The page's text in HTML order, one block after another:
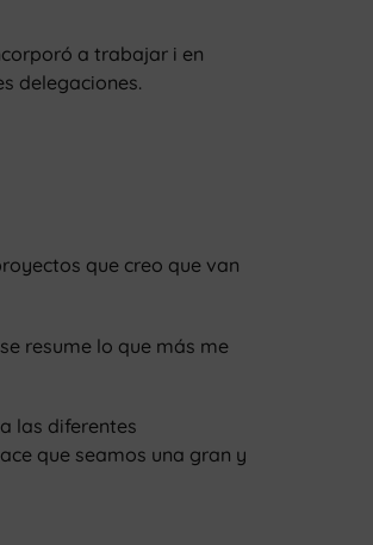
a trabajar i en
delegaciones.
que creo que van
resume lo que más me
las diferentes
que seamos una gran y